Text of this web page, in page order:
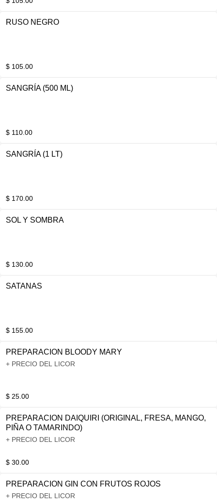
RUSO NEGRO
$ 105.00
SANGRÍA (500 ML)
$ 110.00
SANGRÍA (1 LT)
$ 170.00
SOL Y SOMBRA
$ 130.00
SATANAS
$ 155.00
PREPARACION BLOODY MARY
+ PRECIO DEL LICOR
$ 25.00
PREPARACION DAIQUIRI (ORIGINAL, FRESA, MANGO,
PIÑA O TAMARINDO)
+ PRECIO DEL LICOR
$ 30.00
PREPARACION GIN CON FRUTOS ROJOS
+ PRECIO DEL LICOR